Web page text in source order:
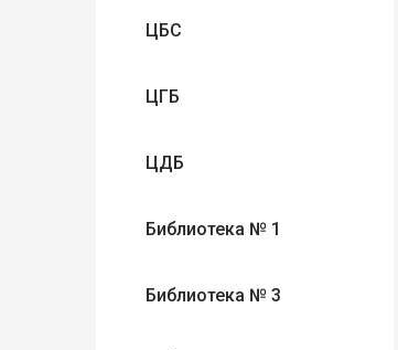
ЦБС
ЦГБ
ЦДБ
Библиотека № 1
Библиотека № 3